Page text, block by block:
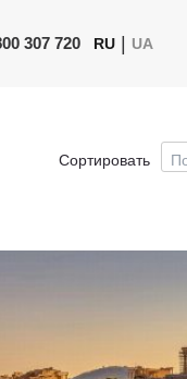
307 720 RU | UA
Сортировать